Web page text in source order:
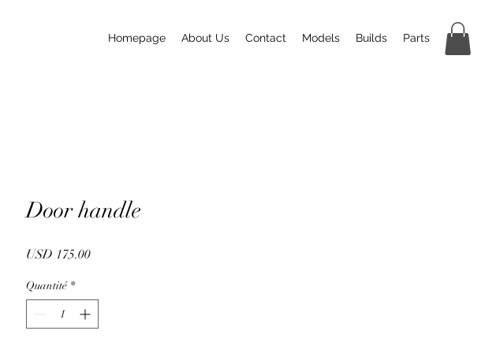
Homepage About Us Contact Models Builds Parts
Door handle
USD 175.00Prix
Quantité *